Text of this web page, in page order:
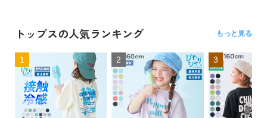
トップスの人気ランキング もっと見る
1 2 3